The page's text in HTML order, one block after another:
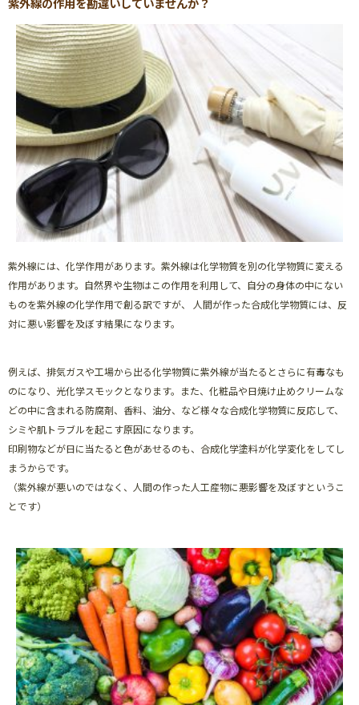
紫外線には、化学作用があります。紫外線は化学物質を別の化学物質に変える
作用があります。自然界や生物はこの作用を利用して、自分の身体の中にない
ものを紫外線の化学作用で創る訳ですが、 人間が作った合成化学物質には、反
対に悪い影響を及ぼす結果になります。
例えば、排気ガスや工場から出る化学物質に紫外線が当たるとさらに有毒なも
のになり、光化学スモックとなります。また、化粧品や日焼け止めクリームな
どの中に含まれる防腐剤、香料、油分、など様々な合成化学物質に反応して、
シミや肌トラブルを起こす原因になります。
印刷物などが日に当たると色があせるのも、合成化学塗料が化学変化をしてし
まうからです。
（紫外線が悪いのではなく、人間の作った人工産物に悪影響を及ぼすというこ
とです）